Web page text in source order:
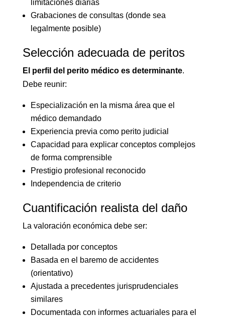
limitaciones diarias
Grabaciones de consultas (donde sea
legalmente posible)
Selección adecuada de peritos
El perfil del perito médico es determinante.
Debe reunir:
Especialización en la misma área que el
médico demandado
Experiencia previa como perito judicial
Capacidad para explicar conceptos complejos
de forma comprensible
Prestigio profesional reconocido
Independencia de criterio
Cuantificación realista del daño
La valoración económica debe ser:
Detallada por conceptos
Basada en el baremo de accidentes
(orientativo)
Ajustada a precedentes jurisprudenciales
similares
Documentada con informes actuariales para el